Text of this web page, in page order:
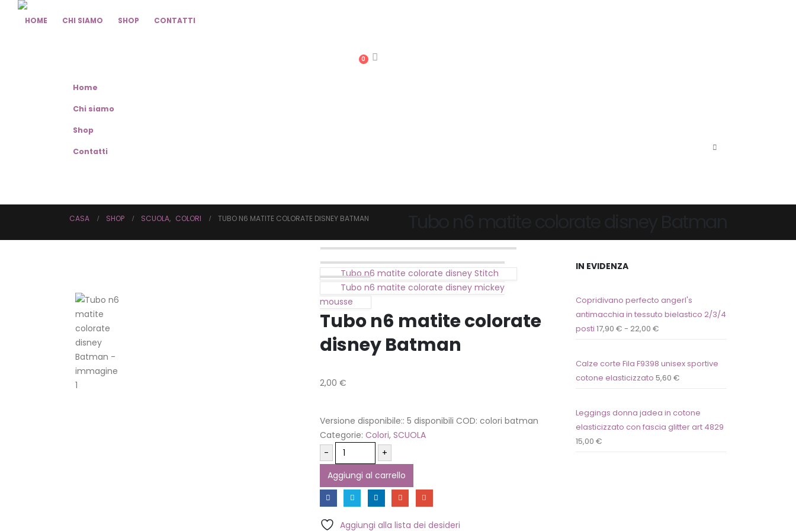
HOME CHI SIAMO SHOP CONTATTI
0
Home
Chi siamo
Shop
Contatti
CASA SHOP SCUOLA, COLORI TUBO N6 MATITE COLORATE DISNEY BATMAN
Tubo n6 matite colorate disney Stitch
Tubo n6 matite colorate disney mickey
mousse
Tubo n6 matite colorate
disney Batman
2,00 €
Versione disponibile:: 5 disponibili COD: colori batman
Categorie: Colori, SCUOLA
-
+
Aggiungi al carrello
Aggiungi alla lista dei desideri
IN EVIDENZA
Copridivano perfecto angerl's
antimacchia in tessuto bielastico 2/3/4
posti 17,90 € - 22,00 €
Calze corte Fila F9398 unisex sportive
cotone elasticizzato 5,60 €
Leggings donna jadea in cotone
elasticizzato con fascia glitter art 4829
15,00 €